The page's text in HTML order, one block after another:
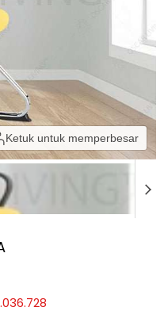
Ketuk untuk memperbesar
sekarang